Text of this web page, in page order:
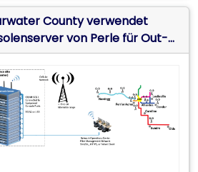
County verwendet
von Perle für Out-
Management von Mikro-